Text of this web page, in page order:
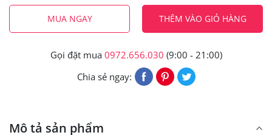
MUA NGAY THÊM VÀO GIỎ HÀNG
Gọi đặt mua 0972.656.030 (9:00 - 21:00)
Chia sẻ ngay:
Mô tả sản phẩm